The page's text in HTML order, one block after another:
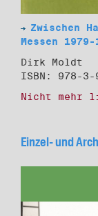
Zwischen
Messen 1979-
Dirk Moldt
ISBN: 978-3-
Nicht mehr
Einzel- und